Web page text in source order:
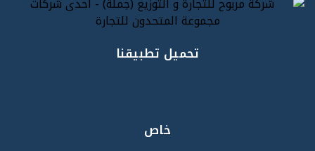
تحميل تطبيقنا
خاص